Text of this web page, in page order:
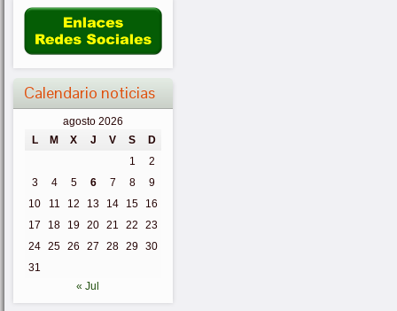
Calendario noticias
agosto 2026
L
M X J V S
D
1
2
3
4 5 6 7 8
9
10
11 12 13 14 15
16
17
18 19 20 21 22
23
24 25 26 27 28 29 30
31
« Jul